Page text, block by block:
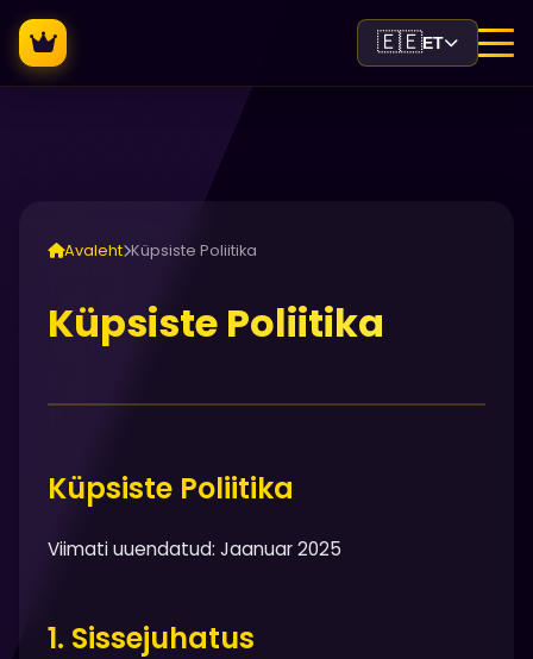
🇪🇪ET
Avaleht Küpsiste Poliitika
Küpsiste Poliitika
Küpsiste Poliitika
Viimati uuendatud: Jaanuar 2025
1. Sissejuhatus